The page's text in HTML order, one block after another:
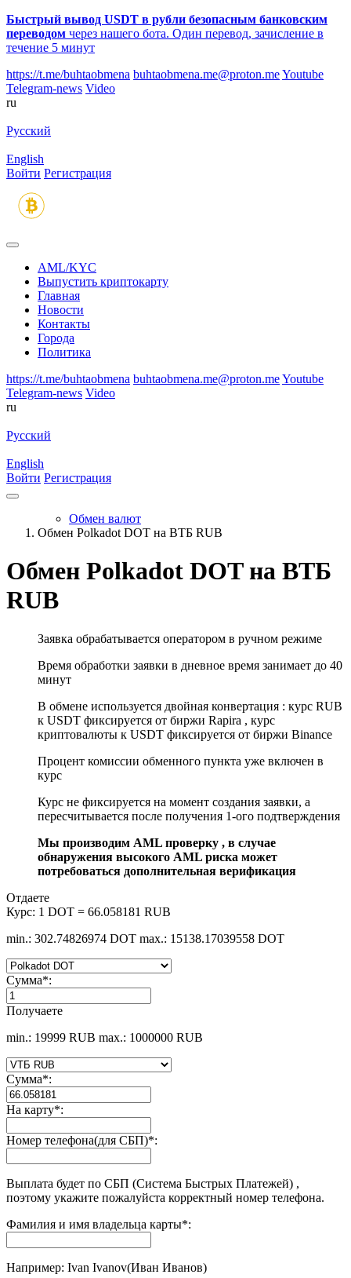
Быстрый вывод USDT в рубли безопасным банковским
переводом через нашего бота. Один перевод, зачисление в
течение 5 минут
https://t.me/buhtaobmena buhtaobmena.me@proton.meYoutube
Telegram-news Video
ru
Русский
English
Войти Регистрация
AML/KYC
Выпустить криптокарту
Главная
Новости
Контакты
Города
Политика
https://t.me/buhtaobmena buhtaobmena.me@proton.meYoutube
Telegram-news Video
ru
Русский
English
Войти Регистрация
Обмен валют
Обмен Polkadot DOT на ВТБ RUB
Обмен Polkadot DOT на ВТБ
RUB
Заявка обрабатывается оператором в ручном режиме
Время обработки заявки в дневное время занимает до 40
минут
В обмене используется двойная конвертация : курс RUB
к USDT фиксируется от биржи Rapira , курс
криптовалюты к USDT фиксируется от биржи Binance
Процент комиссии обменного пункта уже включен в
курс
Курс не фиксируется на момент создания заявки, а
пересчитывается после получения 1-ого подтверждения
Мы производим AML проверку , в случае
обнаружения высокого AML риска может
потребоваться дополнительная верификация
Отдаете
Курс: 1 DOT = 66.058181 RUB
min.: 302.74826974 DOT max.: 15138.17039558 DOT
Сумма*:
Получаете
min.: 19999 RUB max.: 1000000 RUB
Сумма*:
На карту*:
Номер телефона(для СБП)*:
Выплата будет по СБП (Система Быстрых Платежей) ,
поэтому укажите пожалуйста корректный номер телефона.
Фамилия и имя владельца карты*:
Например: Ivan Ivanov(Иван Иванов)